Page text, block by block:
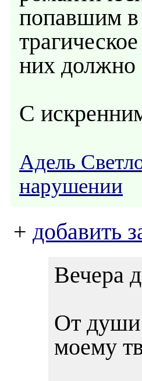
попавшим в
них
С
Адель
нарушении
+ добавить
Вечера
От души
моему